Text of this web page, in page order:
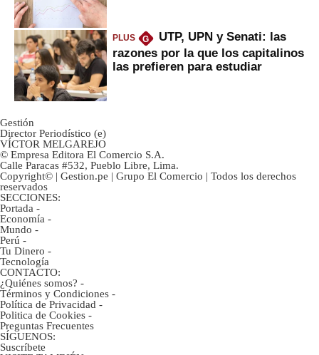
PLUS G
UTP, UPN y Senati: las
razones por la que los capitalinos
las prefieren para estudiar
Gestión
Director Periodístico (e)
VÍCTOR MELGAREJO
© Empresa Editora El Comercio S.A.
Calle Paracas #532, Pueblo Libre, Lima.
Copyright© | Gestion.pe | Grupo El Comercio | Todos los derechos
reservados
SECCIONES:
Portada -
Economía -
Mundo -
Perú -
Tu Dinero -
Tecnología
CONTACTO:
¿Quiénes somos? -
Términos y Condiciones -
Política de Privacidad -
Politica de Cookies -
Preguntas Frecuentes
SÍGUENOS:
Suscríbete